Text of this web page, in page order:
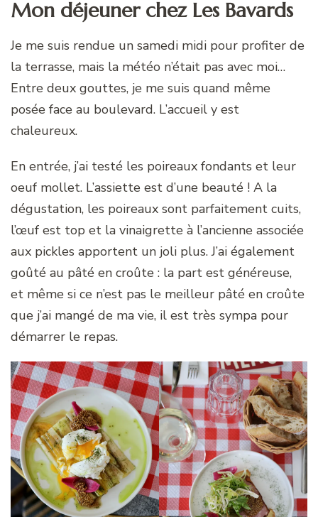
Mon déjeuner chez Les Bavards
Je me suis rendue un samedi midi pour profiter de
la terrasse, mais la météo n’était pas avec moi…
Entre deux gouttes, je me suis quand même
posée face au boulevard. L’accueil y est
chaleureux.
En entrée, j’ai testé les poireaux fondants et leur
oeuf mollet. L’assiette est d’une beauté ! A la
dégustation, les poireaux sont parfaitement cuits,
l’œuf est top et la vinaigrette à l’ancienne associée
aux pickles apportent un joli plus. J’ai également
goûté au pâté en croûte : la part est généreuse,
et même si ce n’est pas le meilleur pâté en croûte
que j’ai mangé de ma vie, il est très sympa pour
démarrer le repas.